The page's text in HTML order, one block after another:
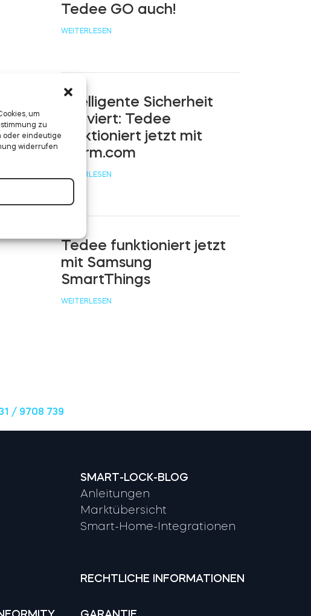
um
zu
oder eindeutige
widerrufen
Tedee GO auch!
WEITERLESEN
Intelligente Sicherheit
aktiviert: Tedee
funktioniert jetzt mit
Alarm.com
WEITERLESEN
Tedee funktioniert jetzt
mit Samsung
SmartThings
WEITERLESEN
/ 9708 739
SMART-LOCK-BLOG
Anleitungen
Marktübersicht
Smart-Home-Integrationen
RECHTLICHE INFORMATIONEN